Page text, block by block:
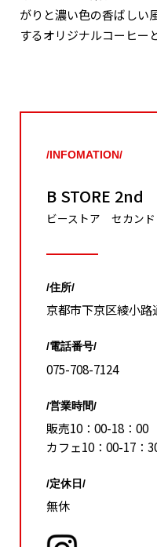
がりと濃い色の香ばしい
するオリジナルコーヒー
/INFOMATION/
B STORE 2nd
ビーストア セカンド
/住所/
京都市下京区綾小
/電話番号/
075-708-7124
/営業時間/
販売10：00-18：00
カフェ10：00-17：30
/定休日/
無休